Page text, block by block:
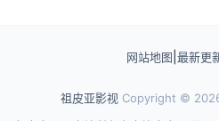
网站地图 最新更
祖皮亚影视 Copyright ©